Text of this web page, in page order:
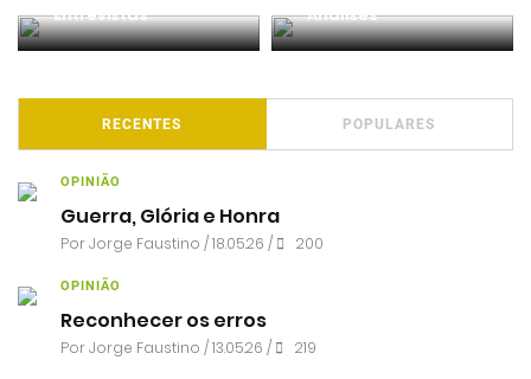
Entrevistas Análises
RECENTES POPULARES
OPINIÃO
Guerra, Glória e Honra
PorJorge Faustino / 18.05.26 / 200
OPINIÃO
Reconhecer os erros
PorJorge Faustino / 13.05.26 / 219